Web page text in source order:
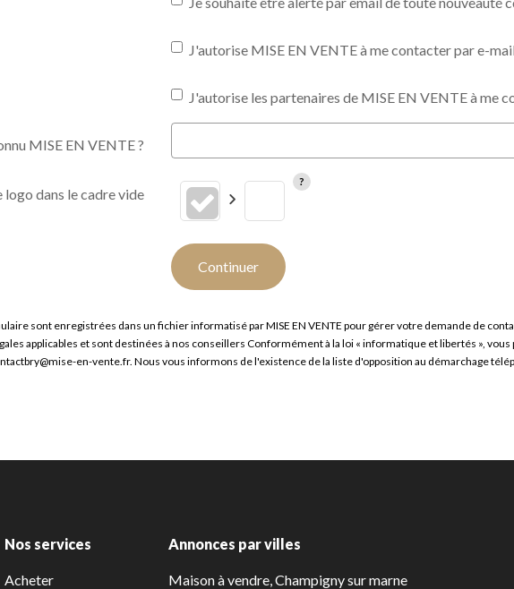
J'autorise MISE EN VENTE à me contacter par e-
J'autorise les partenaires de MISE EN VENTE à me
MISE EN VENTE ?
dans le cadre vide
Continuer
sont enregistrées dans un fichier informatisé par MISE EN VENTE pour gérer votre demande de
applicables et sont destinées à nos conseillers Conformément à la loi « informatique et libertés »,
en-vente.fr. Nous vous informons de l'existence de la liste d'opposition au démarchage
Nos services
Acheter
Annonces par villes
Maison à vendre, Champigny sur marne